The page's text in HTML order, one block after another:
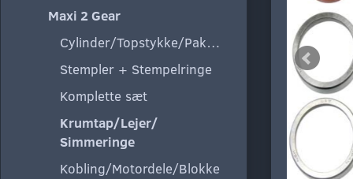
Maxi 2 Gear
Cylinder/Topstykke/Pakning
Stempler + Stempelringe
Komplette sæt
Krumtap/Lejer/
Simmeringe
Kobling/Motordele/Blokke